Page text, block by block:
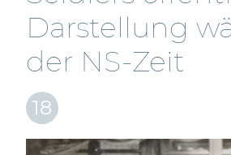
Darstellung
der NS-Zeit
18